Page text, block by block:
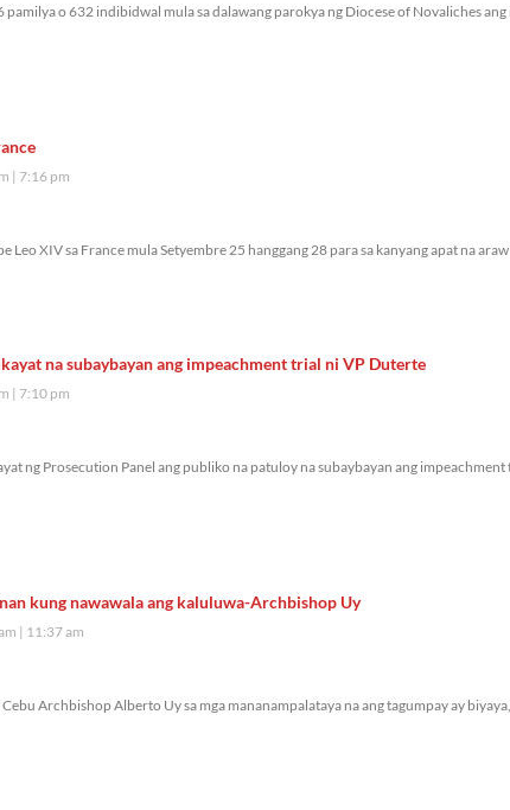
o 632 indibidwal mula sa dalawang parokya ng Diocese of Novaliches
7:16 pm
Leo XIV sa France mula Setyembre 25 hanggang 28 para sa kanyang apat na
na subaybayan ang impeachment trial ni VP Duterte
7:10 pm
ng Prosecution Panel ang publiko na patuloy na subaybayan ang impeachment
kung nawawala ang kaluluwa-Archbishop Uy
11:37 am
Archbishop Alberto Uy sa mga mananampalataya na ang tagumpay ay